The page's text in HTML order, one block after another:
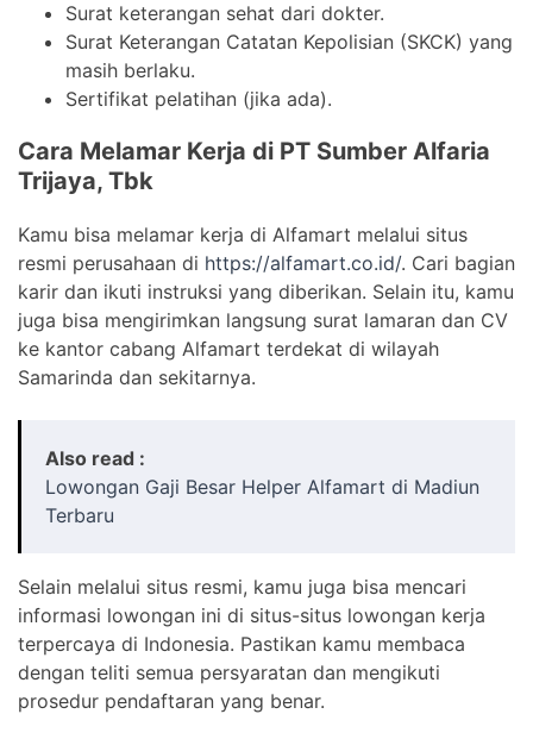
Surat keterangan sehat dari dokter.
Surat Keterangan Catatan Kepolisian (SKCK) yang
masih berlaku.
Sertifikat pelatihan (jika ada).
Cara Melamar Kerja di PT Sumber Alfaria
Trijaya, Tbk
Kamu bisa melamar kerja di Alfamart melalui situs
resmi perusahaan di https://alfamart.co.id/. Cari bagian
karir dan ikuti instruksi yang diberikan. Selain itu, kamu
juga bisa mengirimkan langsung surat lamaran dan CV
ke kantor cabang Alfamart terdekat di wilayah
Samarinda dan sekitarnya.
Also read :
Lowongan Gaji Besar Helper Alfamart di Madiun
Terbaru
Selain melalui situs resmi, kamu juga bisa mencari
informasi lowongan ini di situs-situs lowongan kerja
terpercaya di Indonesia. Pastikan kamu membaca
dengan teliti semua persyaratan dan mengikuti
prosedur pendaftaran yang benar.